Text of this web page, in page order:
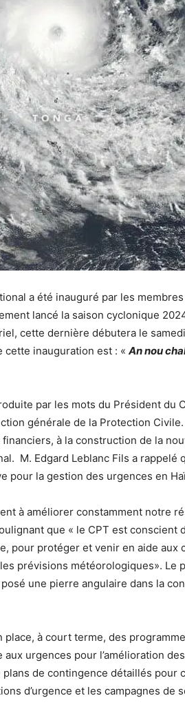
a été inauguré par les
lancé la saison cyclonique
cette dernière débutera le
inauguration est : « An nou
par les mots du Président du
générale de la Protection
à la construction de la
M. Edgard Leblanc Fils a rappelé
pour la gestion des urgences en
à améliorer constamment notre
que « le CPT est conscient
pour protéger et venir en aide aux
prévisions météorologiques». Le
une pierre angulaire dans la
place, à court terme, des
urgences pour l’amélioration
de contingence détaillés pour
d’urgence et les campagnes de